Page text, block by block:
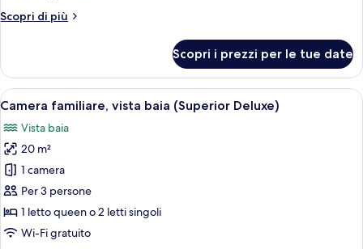
o
singoli,
vista
(Deluxe)
Scopri di più
Altri
Superior
con
letto
o
2
letti
singoli,
vista
baia
(Deluxe)
Scopri i prezzi per le tue date
Apri
tutte
le
foto
per
Camera
familiare,
vista
Una camera d'albergo moderna con
4
Camera familiare, vista baia (Superior Deluxe)
Vista baia
20 m²
1 camera
Per 3 persone
1 letto queen o 2 letti singoli
Wi-Fi gratuito